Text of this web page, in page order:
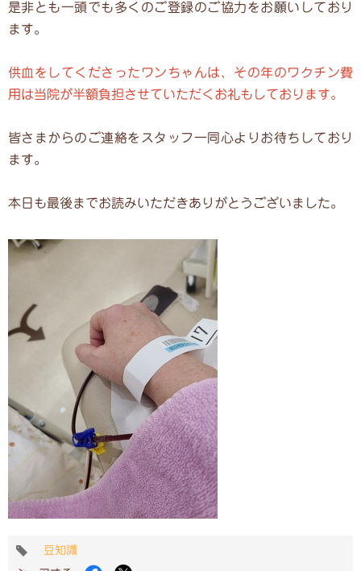
是非とも一頭でも多くのご登録のご協力をお願いしており
ます。
供血をしてくださったワンちゃんは、その年のワクチン費
用は当院が半額負担させていただくお礼もしております。
皆さまからのご連絡をスタッフ一同心よりお待ちしており
ます。
本日も最後までお読みいただきありがとうございました。
タ
豆知識